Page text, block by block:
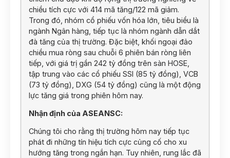
chiều tích cực với 414 mã tăng/122 mã giảm.
Trong đó, nhóm cổ phiếu vốn hóa lớn, tiêu biểu là
ngành Ngân hàng, tiếp tục là nhóm ngành dẫn dắt
đà tăng của thị trường. Đặc biệt, khối ngoại đảo
chiều mua ròng sau chuỗi 6 phiên bán ròng liên
tiếp, với giá trị gần 242 tỷ đồng trên sàn HOSE,
tập trung vào các cổ phiếu SSI (85 tỷ đồng), VCB
(73 tỷ đồng), DXG (54 tỷ đồng) cũng là một động
lực tăng giá trong phiên hôm nay.
Nhận định của ASEANSC:
Chúng tôi cho rằng thị trường hôm nay tiếp tục
phát đi những tín hiệu tích cực củng cố cho xu
hướng tăng trong ngắn hạn. Tuy nhiên, rung lắc đã